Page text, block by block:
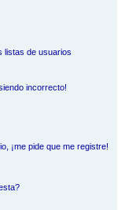
listas de usuarios
incorrecto!
¡me pide que me registre!